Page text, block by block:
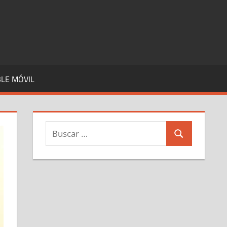
MÓVIL
Buscar:
Buscar